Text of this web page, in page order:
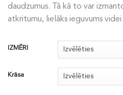
daudzumus. Tā kā to var
atkritumu, lielāks ieguvums videi
IZMĒRI
Krāsa